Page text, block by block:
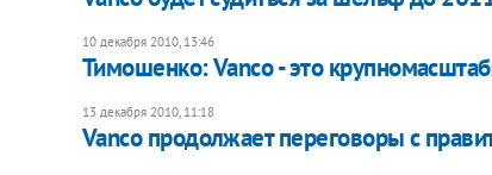
10 декабря 2010, 13:46
Тимошенко: Vanco - это
13 декабря 2010, 11:18
Vanco продолжает переговоры с